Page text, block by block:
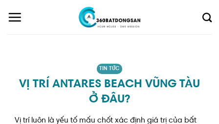
TIN TỨC
VỊ TRÍ ANTARES BEACH VŨNG TÀU
Ở ĐÂU?
Vị trí luôn là yếu tố mấu chốt xác định giá trị của bất